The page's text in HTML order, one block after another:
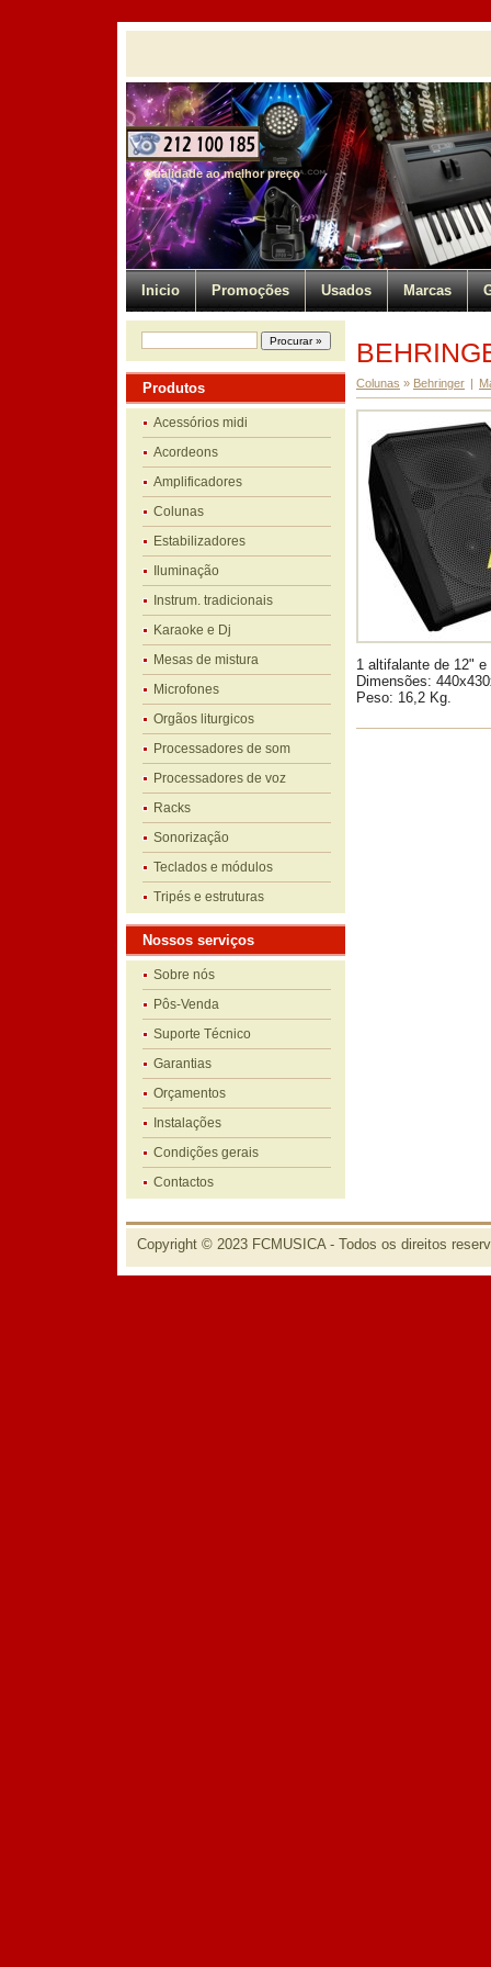
Qualidade ao melhor preço
Inicio Promoções Usados Marcas
Produtos
Acessórios midi
Acordeons
Amplificadores
Colunas
Estabilizadores
Iluminação
Instrum. tradicionais
Karaoke e Dj
Mesas de mistura
Microfones
Orgãos liturgicos
Processadores de som
Processadores de voz
Racks
Sonorização
Teclados e módulos
Tripés e estruturas
Nossos serviços
Sobre nós
Pôs-Venda
Suporte Técnico
Garantias
Orçamentos
Instalações
Condições gerais
Contactos
Colunas » Behringer |
1 altifalante de 12"
Dimensões:
Peso: 16,2 Kg.
Copyright © 2023 FCMUSICA - Todos os direitos